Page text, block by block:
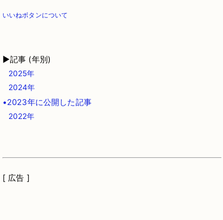
いいねボタンについて
▶記事 (年別)
2025年
2024年
•2023年に公開した記事
2022年
[ 広告 ]